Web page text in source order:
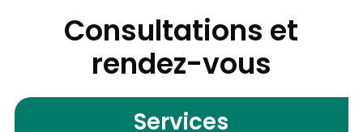
Consultations et
rendez-vous
Services